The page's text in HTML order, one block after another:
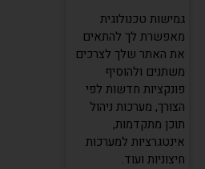
גמישות טכנולוגית
מאפשרת לך להתאים
את האתר שלך לצרכים
משתנים ולהוסיף
פונקציות חדשות לפי
הצורך, מערכות ניהול
תוכן מתקדמות,
אינטגרציות למערכות
חיצוניות ועוד.